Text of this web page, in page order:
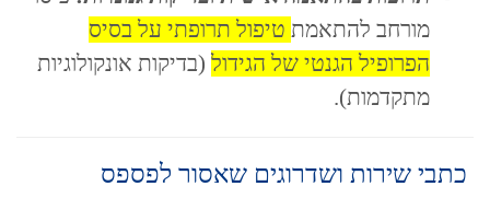
מורחב להתאמת טיפול תרופתי על בסיס
הפרופיל הגנטי של הגידול (בדיקות אונקולוגיות
מתקדמות).
כתבי שירות ושדרוגים שאסור לפספס